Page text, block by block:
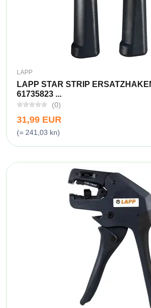
LAPP
LAPP STAR STRIP
61735823 ...
(0)
31,99 EUR
(= 241,03 kn)